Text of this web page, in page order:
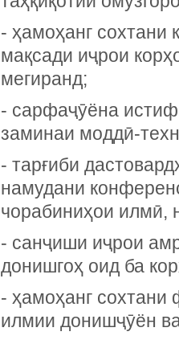
- ҳамоҳанг сохтани
мақсади иҷрои
мегиранд;
- сарфаҷӯёна
заминаи моддӣ-
- тарғиби
намудани
чорабиниҳои илмӣ,
- санҷиши иҷрои
донишгоҳ оид ба
- ҳамоҳанг
илмии донишҷӯён